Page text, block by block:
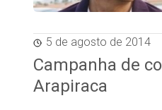
5 de agosto de 2014
Campanha de
Arapiraca